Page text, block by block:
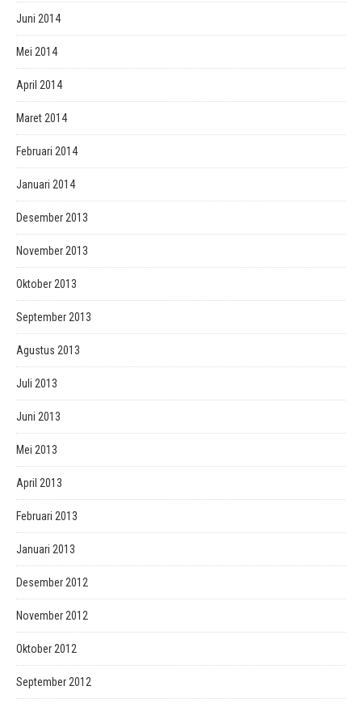
Juni 2014
Mei 2014
April 2014
Maret 2014
Februari 2014
Januari 2014
Desember 2013
November 2013
Oktober 2013
September 2013
Agustus 2013
Juli 2013
Juni 2013
Mei 2013
April 2013
Februari 2013
Januari 2013
Desember 2012
November 2012
Oktober 2012
September 2012